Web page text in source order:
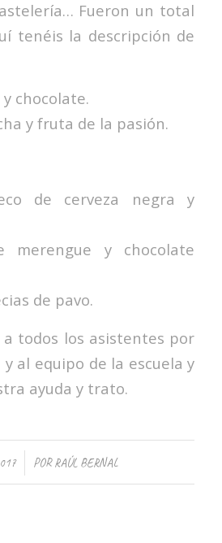
Fueron un total
tenéis la descripción de
chocolate.
y fruta de la pasión.
de cerveza negra y
merengue y chocolate
de pavo.
a todos los asistentes por
al equipo de la escuela y
ayuda y trato.
PORRAÚL BERNAL